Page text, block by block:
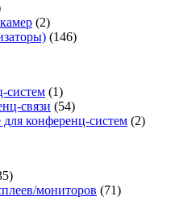
(2)
(146)
систем (1)
связи (54)
конференц-систем (2)
мониторов (71)